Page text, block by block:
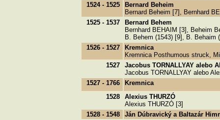
1524 - 1525
Bernard Beheim
Bernard Beheim [7], Bernhard
1525 - 1537
Bernard Behem
Bernhard BEHAIM [3], Beheim
B. Behem (1543) [9], B. Behaim
1526 - 1527
Kremnica
Kremnica Posthumous struck,
1527
Jacobus TORNALLYAY alebo
Jacobus TORNALLYAY alebo
1527 - 1766
Kremnica
1528
Alexius THURZÓ
Alexius THURZÓ [3]
1528 - 1548
Ján Dúbravický a Baltazár